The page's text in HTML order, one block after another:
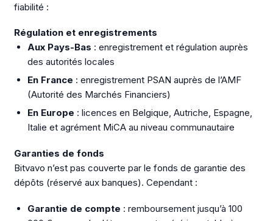
fiabilité :
Régulation et enregistrements
Aux Pays-Bas : enregistrement et régulation auprès
des autorités locales
En France : enregistrement PSAN auprès de l’AMF
(Autorité des Marchés Financiers)
En Europe : licences en Belgique, Autriche, Espagne,
Italie et agrément MiCA au niveau communautaire
Garanties de fonds
Bitvavo n’est pas couverte par le fonds de garantie des
dépôts (réservé aux banques). Cependant :
Garantie de compte : remboursement jusqu’à 100